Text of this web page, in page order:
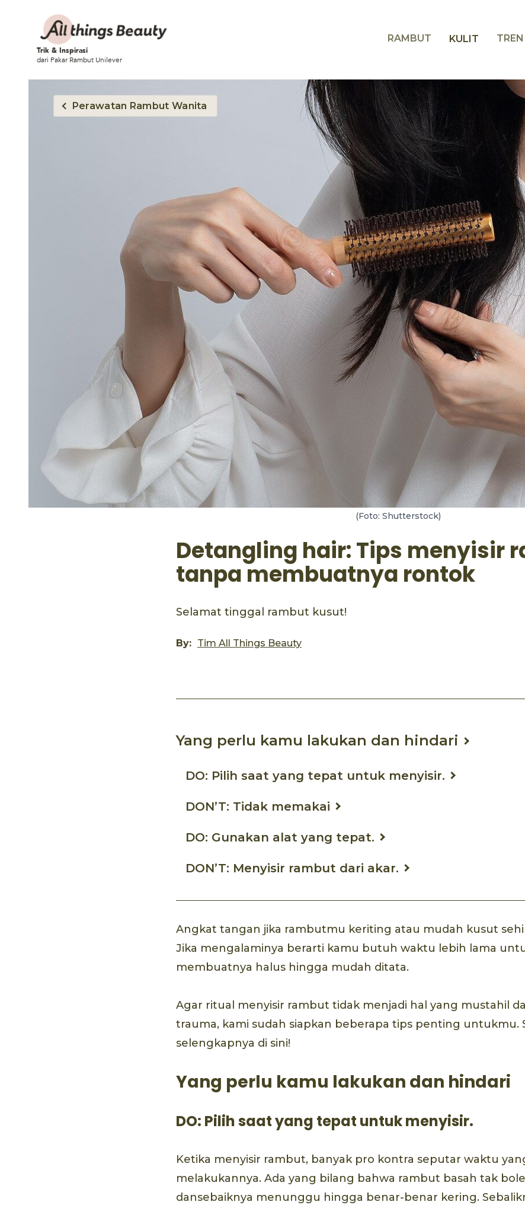
Trik & Inspirasi
dari Pakar Rambut Unilever
RAMBUT KULIT TREN
Perawatan Rambut Wanita
(Foto: Shutterstock)
Detangling hair: Tips menyisir
tanpa membuatnya rontok
Selamat tinggal rambut kusut!
By: Tim All Things Beauty
Yang perlu kamu lakukan dan hindari
DO: Pilih saat yang tepat untuk menyisir.
DON’T: Tidak memakai
DO: Gunakan alat yang tepat.
DON’T: Menyisir rambut dari akar.
Angkat tangan jika rambutmu keriting atau mudah kusut
Jika mengalaminya berarti kamu butuh waktu lebih lama
membuatnya halus hingga mudah ditata.
Agar ritual menyisir rambut tidak menjadi hal yang mustahil
trauma, kami sudah siapkan beberapa tips penting untukmu.
selengkapnya di sini!
Yang perlu kamu lakukan dan hindari
DO: Pilih saat yang tepat untuk menyisir.
Ketika menyisir rambut, banyak pro kontra seputar waktu
melakukannya. Ada yang bilang bahwa rambut basah tak
dansebaiknya menunggu hingga benar-benar kering.